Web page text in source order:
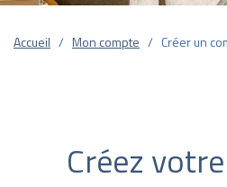
Accueil Mon compte Créer un
Créez